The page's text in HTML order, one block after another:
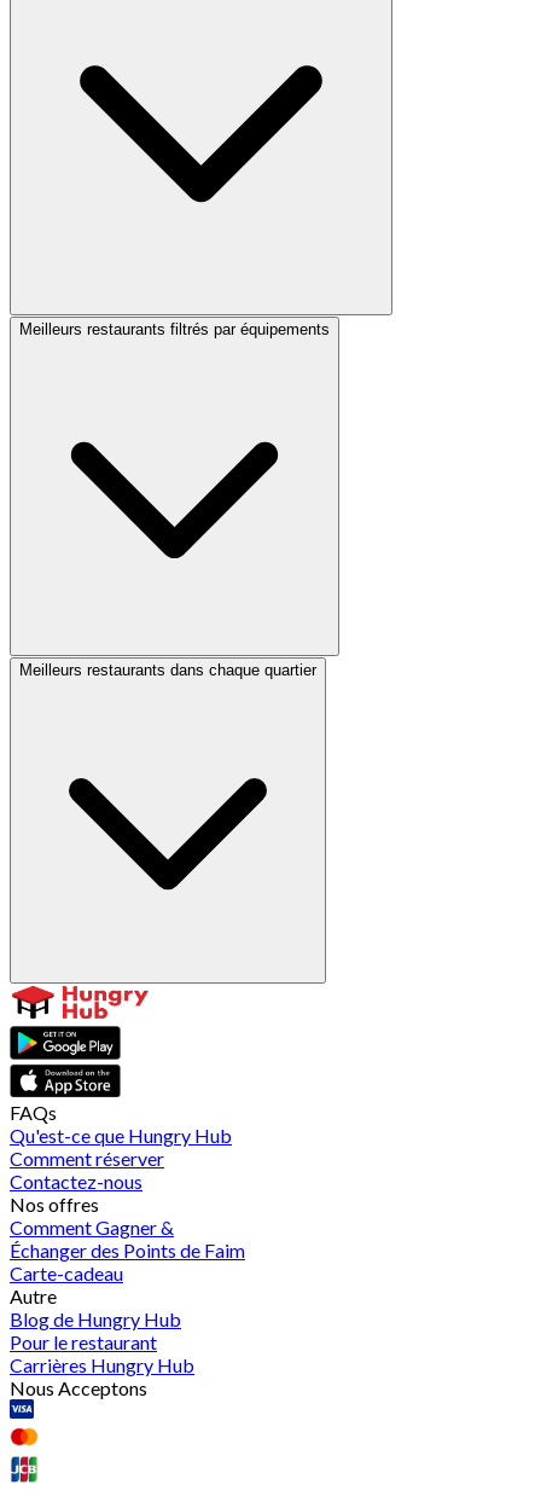
Meilleurs restaurants filtrés par équipements
Meilleurs restaurants dans chaque quartier
FAQs
Qu'est-ce que Hungry Hub
Comment réserver
Contactez-nous
Nos offres
Comment Gagner &
Échanger des Points de Faim
Carte-cadeau
Autre
Blog de Hungry Hub
Pour le restaurant
Carrières Hungry Hub
Nous Acceptons